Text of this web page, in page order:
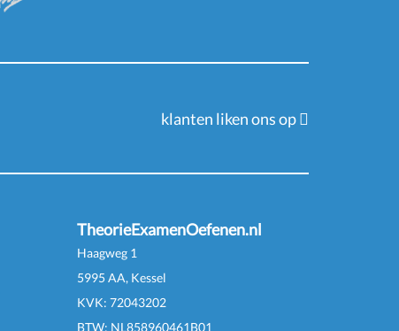
klanten liken ons op
TheorieExamenOefenen.nl
Haagweg 1
5995 AA, Kessel
KVK: 72043202
BTW: NL858960461B01